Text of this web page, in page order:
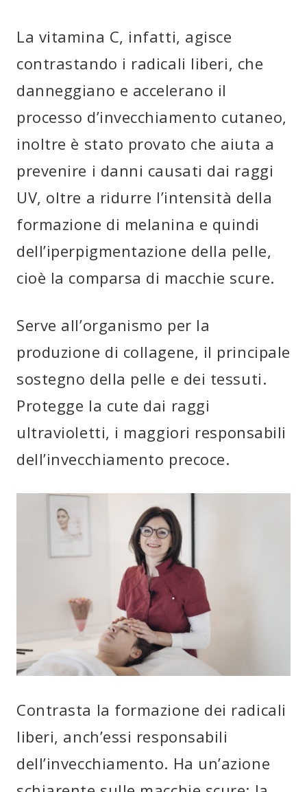
La vitamina C, infatti, agisce
contrastando i radicali liberi, che
danneggiano e accelerano il
processo d’invecchiamento cutaneo,
inoltre è stato provato che aiuta a
prevenire i danni causati dai raggi
UV, oltre a ridurre l’intensità della
formazione di melanina e quindi
dell’iperpigmentazione della pelle,
cioè la comparsa di macchie scure.
Serve all’organismo per la
produzione di collagene, il principale
sostegno della pelle e dei tessuti.
Protegge la cute dai raggi
ultravioletti, i maggiori responsabili
dell’invecchiamento precoce.
Contrasta la formazione dei radicali
liberi, anch’essi responsabili
dell’invecchiamento. Ha un’azione